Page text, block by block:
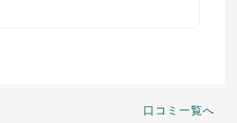
口コミ一覧へ